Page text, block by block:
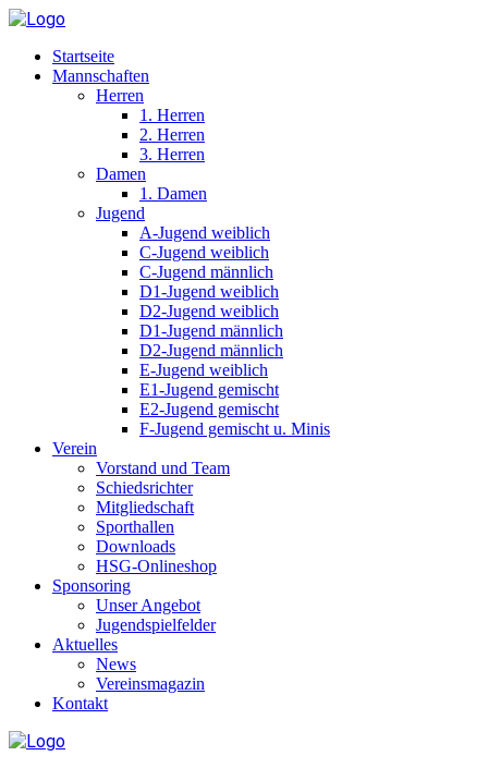
Startseite
Mannschaften
Herren
1. Herren
2. Herren
3. Herren
Damen
1. Damen
Jugend
A-Jugend weiblich
C-Jugend weiblich
C-Jugend männlich
D1-Jugend weiblich
D2-Jugend weiblich
D1-Jugend männlich
D2-Jugend männlich
E-Jugend weiblich
E1-Jugend gemischt
E2-Jugend gemischt
F-Jugend gemischt u. Minis
Verein
Vorstand und Team
Schiedsrichter
Mitgliedschaft
Sporthallen
Downloads
HSG-Onlineshop
Sponsoring
Unser Angebot
Jugendspielfelder
Aktuelles
News
Vereinsmagazin
Kontakt